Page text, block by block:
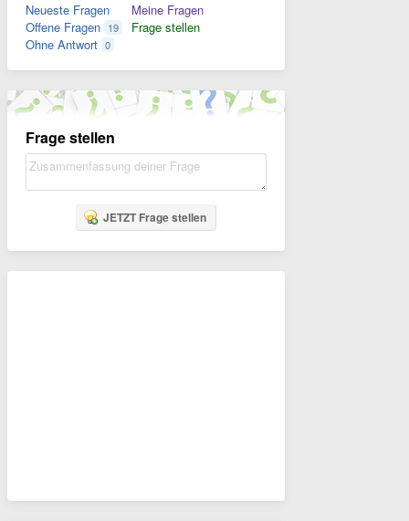
Neueste Fragen
Offene Fragen 19
Ohne Antwort 0
Meine Fragen
Frage stellen
Frage stellen
JETZT Frage stellen